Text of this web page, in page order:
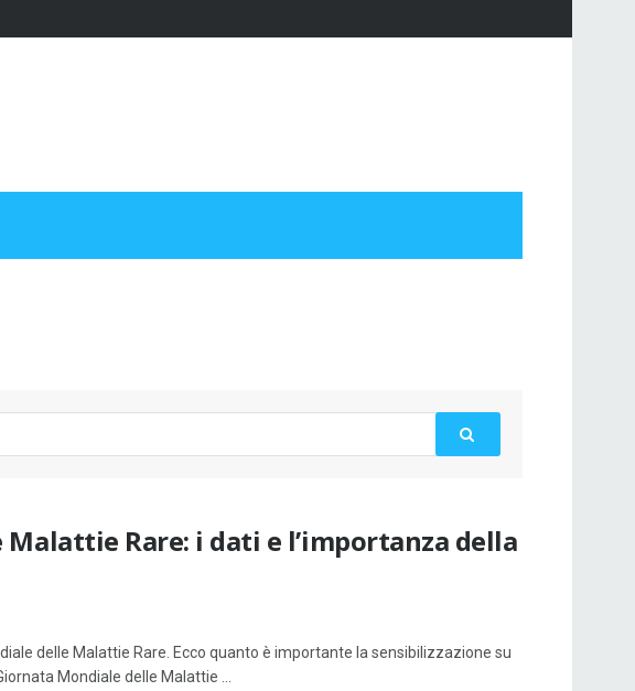
Rare: i dati e l’importanza della
delle Malattie Rare. Ecco quanto è importante la sensibilizzazione su
Mondiale delle Malattie ...